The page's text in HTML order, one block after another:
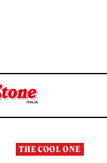
20 MINUTI
20 MINUTI
THE COOL ONE